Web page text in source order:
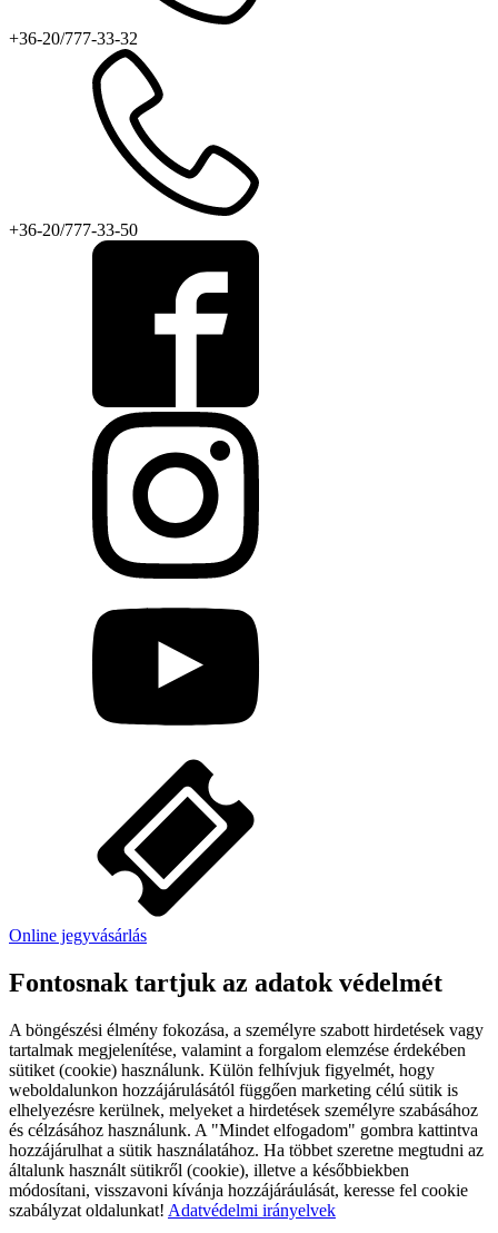
+36-20/777-33-32
+36-20/777-33-50
Online jegyvásárlás
Fontosnak tartjuk az adatok védelmét
A böngészési élmény fokozása, a személyre szabott hirdetések vagy
tartalmak megjelenítése, valamint a forgalom elemzése érdekében
sütiket (cookie) használunk. Külön felhívjuk figyelmét, hogy
weboldalunkon hozzájárulásától függően marketing célú sütik is
elhelyezésre kerülnek, melyeket a hirdetések személyre szabásához
és célzásához használunk. A "Mindet elfogadom" gombra kattintva
hozzájárulhat a sütik használatához. Ha többet szeretne megtudni az
általunk használt sütikről (cookie), illetve a későbbiekben
módosítani, visszavoni kívánja hozzájáráulását, keresse fel cookie
szabályzat oldalunkat! Adatvédelmi irányelvek